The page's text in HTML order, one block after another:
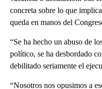
concreta sobre lo que
queda en manos del
“Se ha hecho un abuso de
político, se ha desbordado
debilitado seriamente el
“Nosotros nos opusimos a